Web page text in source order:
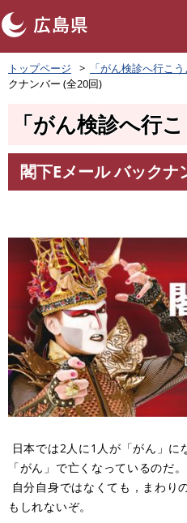
ペ
ー
ジ
。
トップページ 「がん検診へ行こ
クナンバー (全20回)
「がん検診へ行
文
閣下Eメール バックナ
日本では2人に1人が「がん」に
「がん」で亡くなっているのだ。
自分自身ではなくても，まわり
もしれないぞ。